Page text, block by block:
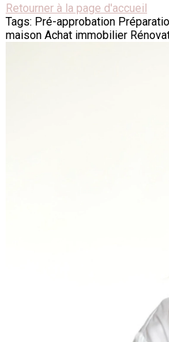
Retourner à la page d'accueil
Tags: Pré-approbation
maison Achat immobilier